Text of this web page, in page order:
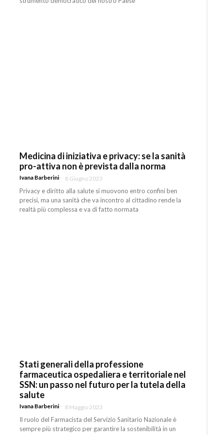
Medicina di iniziativa e privacy: se la sanità
pro-attiva non è prevista dalla norma
Ivana Barberini - 8 Giugno 2023
Privacy e diritto alla salute si muovono entro confini ben
precisi, ma una sanità che va incontro al cittadino rende la
realtà più complessa e va di fatto normata
Stati generali della professione
farmaceutica ospedaliera e territoriale nel
SSN: un passo nel futuro per la tutela della
salute
Ivana Barberini - 8 Maggio 2023
Il ruolo del Farmacista del Servizio Sanitario Nazionale è
sempre più strategico per garantire la sostenibilità in un